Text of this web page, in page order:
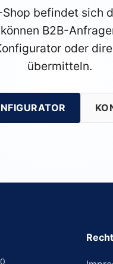
befindet sich
B2B-
oder
übermitteln.